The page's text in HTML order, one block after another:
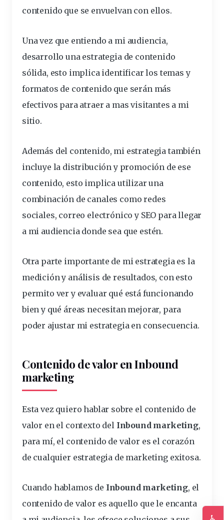
contenido que se envuelvan con ellos.
Una vez que entiendo a mi audiencia,
desarrollo una estrategia de contenido
sólida, esto implica identificar los temas y
formatos de contenido que serán más
efectivos para atraer a mas visitantes a mi
sitio.
Además del contenido, mi estrategia también
incluye la distribución y promoción de ese
contenido, esto implica utilizar una
combinación de canales como redes
sociales, correo electrónico y SEO para llegar
a mi audiencia donde sea que estén.
Otra parte importante de mi estrategia es la
medición y análisis de resultados, con esto
permito ver y evaluar qué está funcionando
bien y qué áreas necesitan mejorar, para
poder ajustar mi estrategia en consecuencia.
Contenido de valor en Inbound
marketing
Esta vez quiero hablar sobre el contenido de
valor en el contexto del Inbound marketing,
para mí, el contenido de valor es el corazón
de cualquier estrategia de marketing exitosa.
Cuando hablamos de Inbound marketing, el
contenido de valor es aquello que le encanta